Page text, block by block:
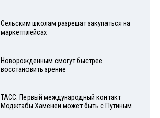
Сельским школам разрешат закупаться на
маркетплейсах
Новорожденным смогут быстрее
восстановить зрение
ТАСС: Первый международный контакт
Моджтабы Хаменеи может быть с Путиным